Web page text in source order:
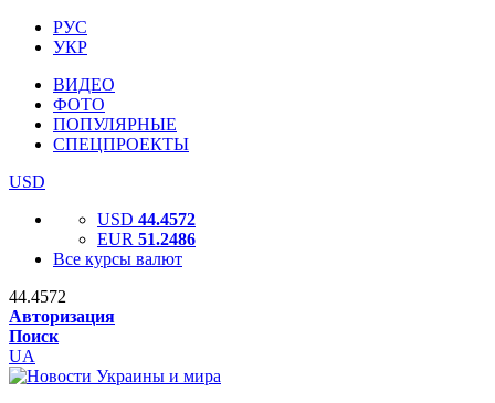
РУС
УКР
ВИДЕО
ФОТО
ПОПУЛЯРНЫЕ
СПЕЦПРОЕКТЫ
USD
USD 44.4572
EUR 51.2486
Все курсы валют
44.4572
Авторизация
Поиск
UA